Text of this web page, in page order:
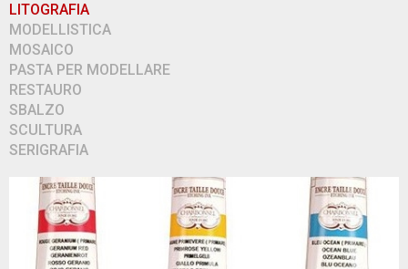
LITOGRAFIA
MODELLISTICA
MOSAICO
PASTA PER MODELLARE
RESTAURO
SBALZO
SCULTURA
SERIGRAFIA